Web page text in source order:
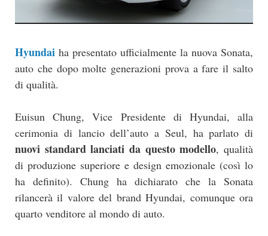
Hyundai ha presentato ufficialmente la nuova Sonata,
auto che dopo molte generazioni prova a fare il salto
di qualità.
Euisun Chung, Vice Presidente di Hyundai, alla
cerimonia di lancio dell’auto a Seul, ha parlato di
nuovi standard lanciati da questo modello, qualità
di produzione superiore e design emozionale (così lo
ha definito). Chung ha dichiarato che la Sonata
rilancerà il valore del brand Hyundai, comunque ora
quarto venditore al mondo di auto.